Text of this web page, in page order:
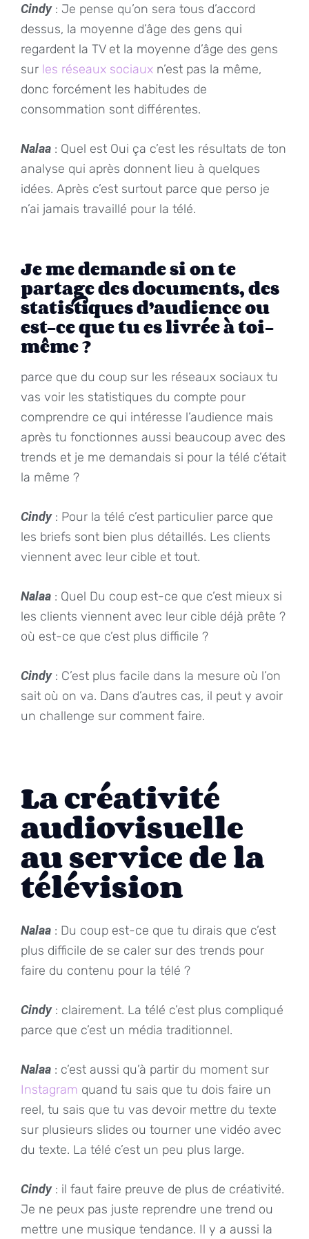
Cindy: Je pense qu’on sera tous d’accord
dessus, la moyenne d’âge des gens qui
regardent la TV et la moyenne d’âge des gens
sur les réseaux sociaux n’est pas la même,
donc forcément les habitudes de
consommation sont différentes.
Nalaa : Quel est Oui ça c’est les résultats de ton
analyse qui après donnent lieu à quelques
idées. Après c’est surtout parce que perso je
n’ai jamais travaillé pour la télé.
Je me demande si on te
partage des documents, des
statistiques d’audience ou
est-ce que tu es livrée à toi-
même ?
parce que du coup sur les réseaux sociaux tu
vas voir les statistiques du compte pour
comprendre ce qui intéresse l’audience mais
après tu fonctionnes aussi beaucoup avec des
trends et je me demandais si pour la télé c’était
la même ?
Cindy: Pour la télé c’est particulier parce que
les briefs sont bien plus détaillés. Les clients
viennent avec leur cible et tout.
Nalaa : Quel Du coup est-ce que c’est mieux si
les clients viennent avec leur cible déjà prête ?
où est-ce que c’est plus difficile ?
Cindy: C’est plus facile dans la mesure où l’on
sait où on va. Dans d’autres cas, il peut y avoir
un challenge sur comment faire.
La créativité
audiovisuelle
au service de la
télévision
Nalaa : Du coup est-ce que tu dirais que c’est
plus difficile de se caler sur des trends pour
faire du contenu pour la télé ?
Cindy: clairement. La télé c’est plus compliqué
parce que c’est un média traditionnel.
Nalaa : c’est aussi qu’à partir du moment sur
Instagram quand tu sais que tu dois faire un
reel, tu sais que tu vas devoir mettre du texte
sur plusieurs slides ou tourner une vidéo avec
du texte. La télé c’est un peu plus large.
Cindy: il faut faire preuve de plus de créativité.
Je ne peux pas juste reprendre une trend ou
mettre une musique tendance. Il y a aussi la